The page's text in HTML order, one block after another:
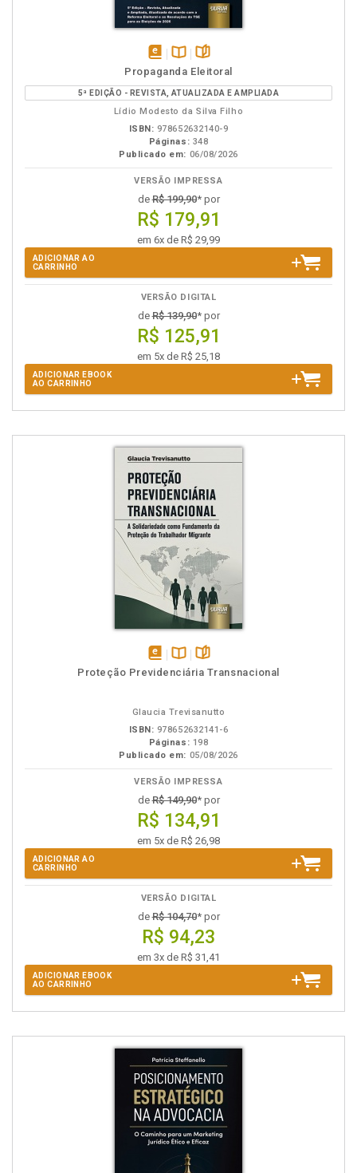
disponível
em
eBook
Disponível
na
B.V.
páginas
Propaganda Eleitoral
5ª EDIÇÃO - REVISTA, ATUALIZADA E AMPLIADA
Lídio Modesto da Silva Filho
ISBN: 978652632140-9
Páginas: 348
Publicado em: 06/08/2026
VERSÃO IMPRESSA
deR$ 199,90* por
R$ 179,91
em 6x de R$ 29,99
ADICIONAR AO
CARRINHO
VERSÃO DIGITAL
deR$ 139,90* por
R$ 125,91
em 5x de R$ 25,18
ADICIONAR EBOOK
AO CARRINHO
disponívelDisponível
páginas
Proteção Previdenciária Transnacional
Glaucia Trevisanutto
ISBN: 978652632141-6
Páginas: 198
Publicado em: 05/08/2026
VERSÃO IMPRESSA
deR$ 149,90* por
R$ 134,91
em 5x de R$ 26,98
ADICIONAR AO
CARRINHO
VERSÃO DIGITAL
deR$ 104,70* por
R$ 94,23
em 3x de R$ 31,41
ADICIONAR EBOOK
AO CARRINHO